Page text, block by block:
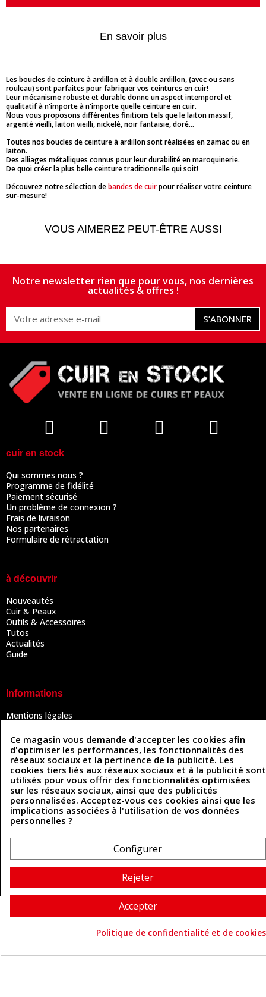
En savoir plus
Les boucles de ceinture à ardillon et à double ardillon, (avec ou sans
rouleau) sont parfaites pour fabriquer vos ceintures en cuir!
Leur mécanisme robuste et durable donne un aspect intemporel et
qualitatif à n'importe à n'importe quelle ceinture en cuir.
Nous vous proposons différentes finitions tels que le laiton massif,
argenté vieilli, laiton vieilli, nickelé, noir fantaisie, doré...
Toutes nos boucles de ceinture à ardillon sont réalisées en zamac ou en
laiton.
Des alliages métalliques connus pour leur durabilité en maroquinerie.
De quoi créer la plus belle ceinture traditionnelle qui soit!
Découvrez notre sélection debandes de cuirpour réaliser votre ceinture
sur-mesure!
VOUS AIMEREZ PEUT-ÊTRE AUSSI
Notre newsletter rien que pour vous, nos dernières
actualités & offres !
S’ABONNER
cuir en stock
Qui sommes nous ?
Programme de fidélité
Paiement sécurisé
Un problème de connexion ?
Frais de livraison
Nos partenaires
Formulaire de rétractation
à découvrir
Nouveautés
Cuir & Peaux
Outils & Accessoires
Tutos
Actualités
Guide
Informations
Mentions légales
Politique de confidentialité
Politique des cookies
Contactez-nous
Coordonnées
493 Chemin de Catougnac
contact@cuirenstock.com
Cuirenstock © 2026 - Une création Quatrys 💙
Ce magasin vous demande d'accepter les cookies afin
d'optimiser les performances, les fonctionnalités des
réseaux sociaux et la pertinence de la publicité. Les
cookies tiers liés aux réseaux sociaux et à la publicité sont
utilisés pour vous offrir des fonctionnalités optimisées
sur les réseaux sociaux, ainsi que des publicités
personnalisées. Acceptez-vous ces cookies ainsi que les
implications associées à l'utilisation de vos données
personnelles ?
Configurer
Rejeter
Accepter
Politique de confidentialité et de cookies